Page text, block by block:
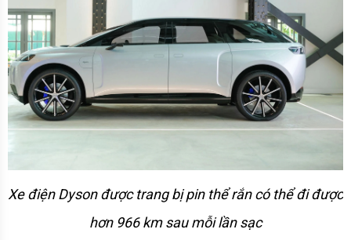
Xe điện Dyson được trang bị pin thể rắn có thể đi được
hơn 966 km sau mỗi lần sạc